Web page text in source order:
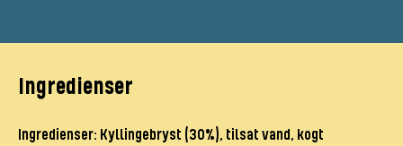
Ingredienser
Ingredienser: Kyllingebryst (30%), tilsat vand, kogt